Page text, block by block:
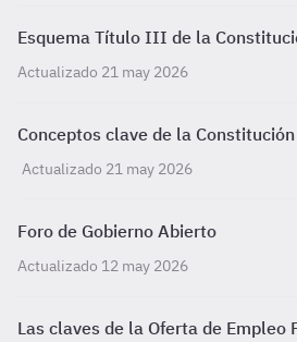
Esquema Título III de la
Actualizado 21 may 2026
Conceptos clave de la
Actualizado 21 may 2026
Foro de Gobierno Abierto
Actualizado 12 may 2026
Las claves de la Oferta de Empleo